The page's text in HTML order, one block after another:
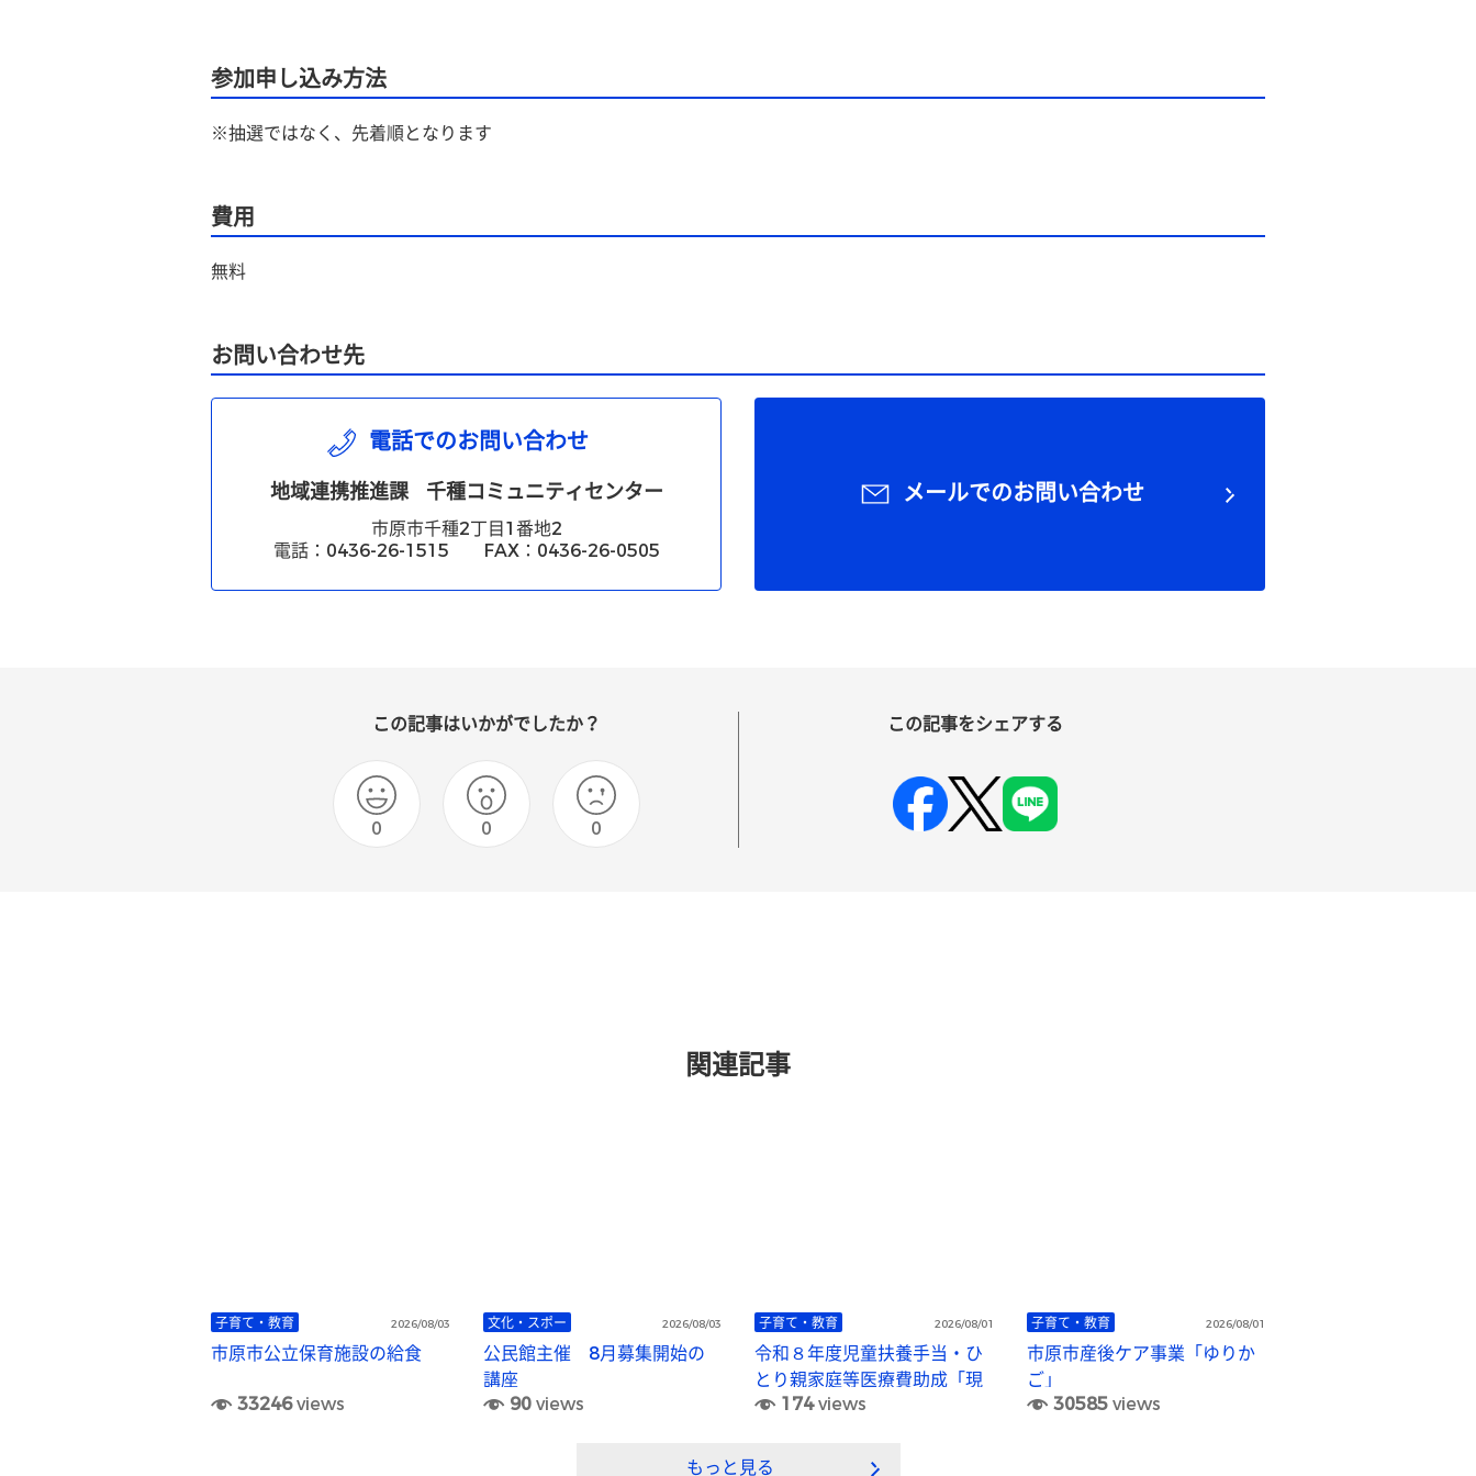
参加申し込み方法
※抽選ではなく、先着順となります
費用
無料
お問い合わせ先
電話でのお問い合わせ
地域連携推進課 千種コミュニティセンター
市原市千種2丁目1番地2
電話：0436-26-1515 FAX：0436-26-0505
メールでのお問い合わせ
この記事はいかがでしたか？
0 0 0
この記事をシェアする
関連記事
子育て・教育 2026/08/03
市原市公立保育施設の給食
33246views
文化・スポー 2026/08/03
公民館主催 8月募集開始の
講座
90 views
子育て・教育 2026/08/01
令和８年度児童扶養手当・ひ
とり親家庭等医療費助成「現
況届」の提出について
174views
子育て・教育 2026/08/01
市原市産後ケア事業「ゆりか
ご」
30585 views
もっと見る